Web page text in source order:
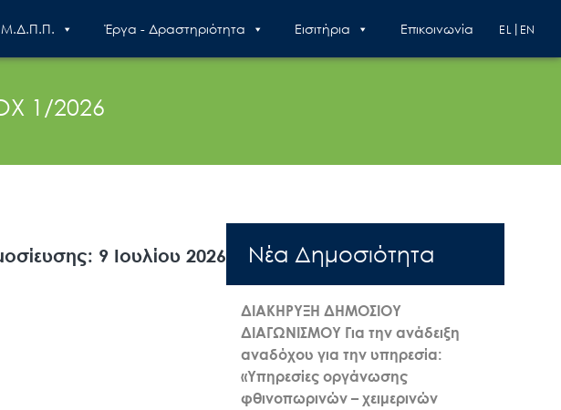
Μ.Δ.Π.Π. Έργα - Δραστηριότητα Εισιτήρια Επικοινωνία EN
EL
1/2026
9 Ιουλίου 2026 Nέα Δημοσιότητα
ΔΙΑΚΗΡΥΞΗ ΔΗΜΟΣΙΟΥ
ΔΙΑΓΩΝΙΣΜΟΥ Για την ανάδειξη
αναδόχου για την υπηρεσία:
«Υπηρεσίες οργάνωσης
φθινοπωρινών – χειμερινών